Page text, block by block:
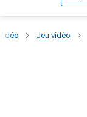
Jeu vidéo